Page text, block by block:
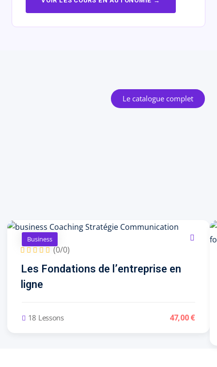
Le catalogue complet
Business
(0/0)
Les Fondations de l’entreprise en
ligne
18 Lessons 47,00 €